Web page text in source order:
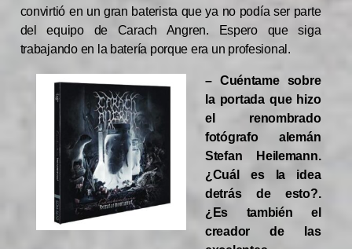
convirtió en un gran baterista que ya no podía ser parte
del equipo de Carach Angren. Espero que siga
trabajando en la batería porque era un profesional.
– Cuéntame sobre
la portada que hizo
el renombrado
fotógrafo alemán
Stefan Heilemann.
¿Cuál es la idea
detrás de esto?.
¿Es también el
creador de las